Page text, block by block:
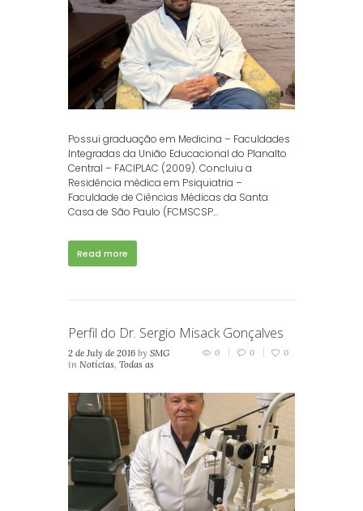
Possui graduação em Medicina – Faculdades
Integradas da União Educacional do Planalto
Central – FACIPLAC (2009). Concluiu a
Residência médica em Psiquiatria –
Faculdade de Ciências Médicas da Santa
Casa de São Paulo (FCMSCSP...
Read more
Perfil do Dr. Sergio Misack Gonçalves
2 de July de 2016 by SMG
in Notícias, Todas as
0 0 0